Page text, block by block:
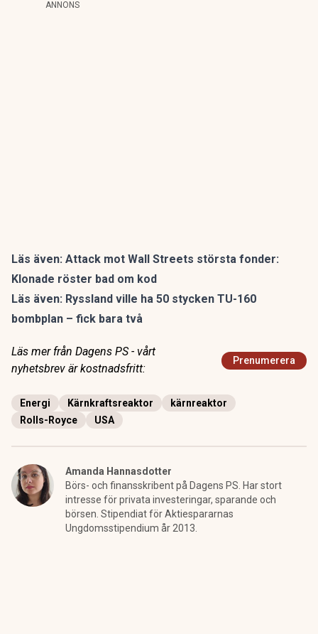
ANNONS
Läs även: Attack mot Wall Streets största fonder:
Klonade röster bad om kod
Läs även: Ryssland ville ha 50 stycken TU-160
bombplan – fick bara två
Läs mer från Dagens PS - vårt
nyhetsbrev är kostnadsfritt:
Prenumerera
Energi Kärnkraftsreaktor
kärnreaktor
Rolls-Royce
USA
Amanda Hannasdotter
Börs- och finansskribent på Dagens PS. Har stort
intresse för privata investeringar, sparande och
börsen. Stipendiat för Aktiespararnas
Ungdomsstipendium år 2013.